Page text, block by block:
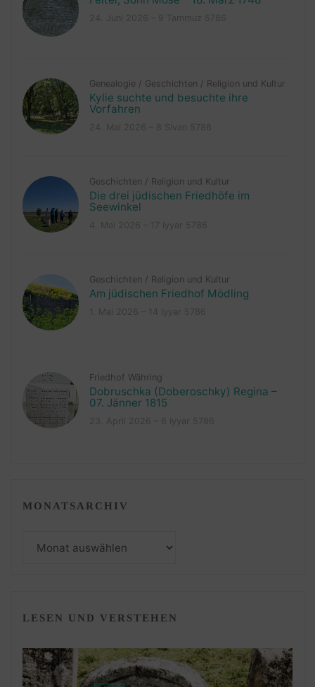
Genealogie / Geschichten / Religion und Kultur
Kylie suchte und besuchte ihre
Vorfahren
Geschichten / Religion und Kultur
Die drei jüdischen Friedhöfe im
Seewinkel
Geschichten / Religion und Kultur
Am jüdischen Friedhof Mödling
Friedhof Währing
Dobruschka (Doberoschky) Regina –
07. Jänner 1815
MONATSARCHIV
LESEN UND VERSTEHEN